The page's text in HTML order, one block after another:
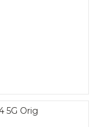
5G Orig